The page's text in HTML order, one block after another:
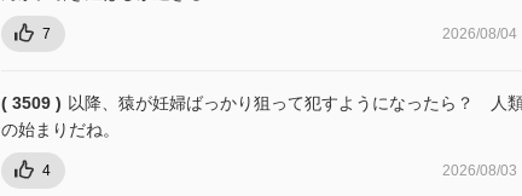
7 2026/08/04
( 3509 ) 以降、猿が妊婦ばっかり狙って犯すようになったら？ 人
の始まりだね。
4 2026/08/03